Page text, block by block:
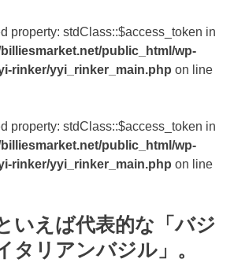
property: stdClass::$access_token in
public_html/wp-
rinker/yyi_rinker_main.php on line
property: stdClass::$access_token in
public_html/wp-
rinker/yyi_rinker_main.php on line
いえば代表的な「バジ
タリアンバジル」。